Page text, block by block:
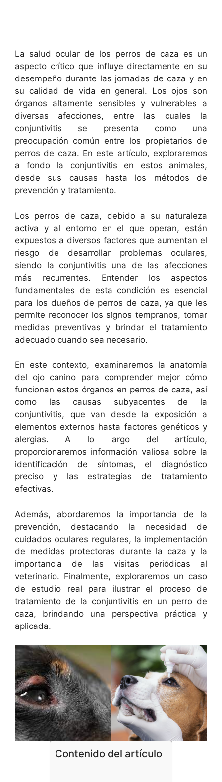
La salud ocular de los perros de caza es un
aspecto crítico que influye directamente en su
desempeño durante las jornadas de caza y en
su calidad de vida en general. Los ojos son
órganos altamente sensibles y vulnerables a
diversas afecciones, entre las cuales la
conjuntivitis se presenta como una
preocupación común entre los propietarios de
perros de caza. En este artículo, exploraremos
a fondo la conjuntivitis en estos animales,
desde sus causas hasta los métodos de
prevención y tratamiento.
Los perros de caza, debido a su naturaleza
activa y al entorno en el que operan, están
expuestos a diversos factores que aumentan el
riesgo de desarrollar problemas oculares,
siendo la conjuntivitis una de las afecciones
más recurrentes. Entender los aspectos
fundamentales de esta condición es esencial
para los dueños de perros de caza, ya que les
permite reconocer los signos tempranos, tomar
medidas preventivas y brindar el tratamiento
adecuado cuando sea necesario.
En este contexto, examinaremos la anatomía
del ojo canino para comprender mejor cómo
funcionan estos órganos en perros de caza, así
como las causas subyacentes de la
conjuntivitis, que van desde la exposición a
elementos externos hasta factores genéticos y
alergias. A lo largo del artículo,
proporcionaremos información valiosa sobre la
identificación de síntomas, el diagnóstico
preciso y las estrategias de tratamiento
efectivas.
Además, abordaremos la importancia de la
prevención, destacando la necesidad de
cuidados oculares regulares, la implementación
de medidas protectoras durante la caza y la
importancia de las visitas periódicas al
veterinario. Finalmente, exploraremos un caso
de estudio real para ilustrar el proceso de
tratamiento de la conjuntivitis en un perro de
caza, brindando una perspectiva práctica y
aplicada.
Contenido del artículo